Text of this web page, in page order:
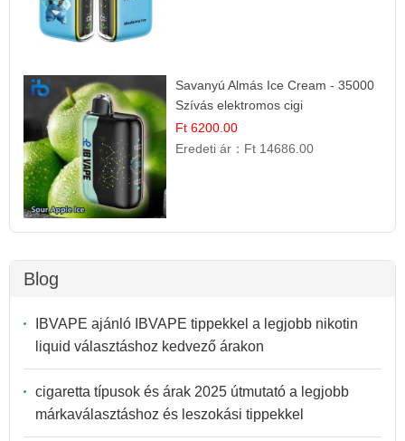
Savanyú Almás Ice Cream - 35000
Szívás elektromos cigi
Ft 6200.00
Eredeti ár： Ft 14686.00
Blog
IBVAPE ajánló IBVAPE tippekkel a legjobb nikotin
liquid választáshoz kedvező árakon
cigaretta típusok és árak 2025 útmutató a legjobb
márkaválasztáshoz és leszokási tippekkel